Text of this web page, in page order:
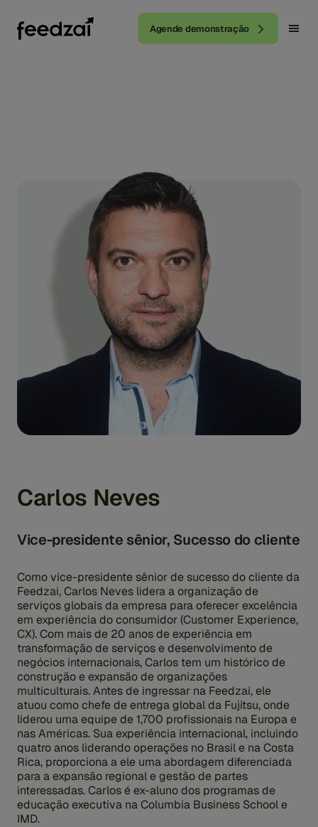
Agende demonstração
Carlos Neves
Vice-presidente sênior, Sucesso do cliente
Como vice-presidente sênior de sucesso do cliente da
Feedzai, Carlos Neves lidera a organização de
serviços globais da empresa para oferecer excelência
em experiência do consumidor (Customer Experience,
CX). Com mais de 20 anos de experiência em
transformação de serviços e desenvolvimento de
negócios internacionais, Carlos tem um histórico de
construção e expansão de organizações
multiculturais. Antes de ingressar na Feedzai, ele
atuou como chefe de entrega global da Fujitsu, onde
liderou uma equipe de 1,700 profissionais na Europa e
nas Américas. Sua experiência internacional, incluindo
quatro anos liderando operações no Brasil e na Costa
Rica, proporciona a ele uma abordagem diferenciada
para a expansão regional e gestão de partes
interessadas. Carlos é ex-aluno dos programas de
educação executiva na Columbia Business School e
IMD.